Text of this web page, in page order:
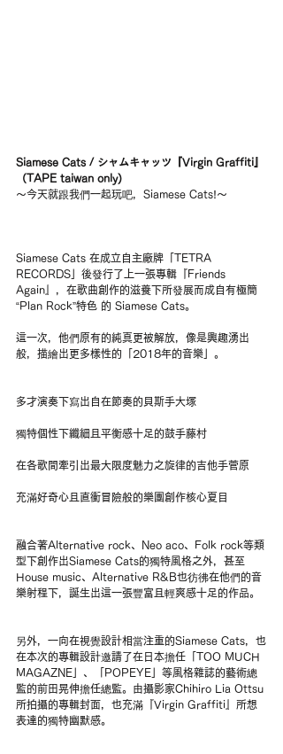
Siamese Cats / シャムキャッツ『Virgin Graffiti』
（TAPE taiwan only)
～今天就跟我們一起玩吧，Siamese Cats!～
Siamese Cats 在成立自主廠牌「TETRA
RECORDS」後發行了上一張專輯『Friends
Again』，在歌曲創作的滋養下所發展而成自有極簡
“Plan Rock”特色 的 Siamese Cats。
這一次，他們原有的純真更被解放，像是興趣湧出
般，描繪出更多樣性的「2018年的音樂」。
多才演奏下寫出自在節奏的貝斯手大塚
獨特個性下纖細且平衡感十足的鼓手藤村
在各歌間牽引出最大限度魅力之旋律的吉他手菅原
充滿好奇心且直衝冒險般的樂團創作核心夏目
融合著Alternative rock、Neo aco、Folk rock等類
型下創作出Siamese Cats的獨特風格之外，甚至
House music、Alternative R&B也彷彿在他們的音
樂射程下，誕生出這一張豐富且輕爽感十足的作品。
另外，一向在視覺設計相當注重的Siamese Cats，也
在本次的專輯設計邀請了在日本擔任「TOO MUCH
MAGAZNE」、「POPEYE」等風格雜誌的藝術總
監的前田晃伸擔任總監。由攝影家Chihiro Lia Ottsu
所拍攝的專輯封面，也充滿『Virgin Graffiti』所想
表達的獨特幽默感。